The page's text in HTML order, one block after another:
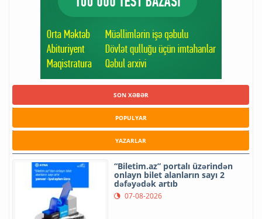
SON XƏBƏR
POPULYAR
YAZARLAR
“Biletim.az” portalı üzərindən
onlayn bilet alanların sayı 2
dəfəyədək artıb
07-08-2026